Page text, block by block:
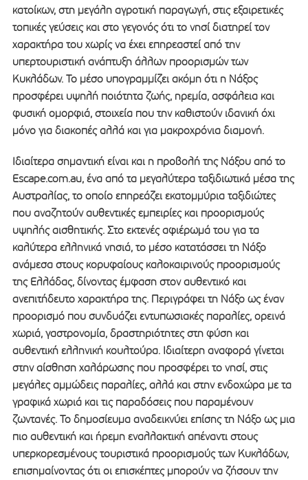
κατοίκων, στη μεγάλη αγροτική παραγωγή, στις εξαιρετικές
τοπικές γεύσεις και στο γεγονός ότι το νησί διατηρεί τον
χαρακτήρα του χωρίς να έχει επηρεαστεί από την
υπερτουριστική ανάπτυξη άλλων προορισμών των
Κυκλάδων. Το μέσο υπογραμμίζει ακόμη ότι η Νάξος
προσφέρει υψηλή ποιότητα ζωής, ηρεμία, ασφάλεια και
φυσική ομορφιά, στοιχεία που την καθιστούν ιδανική όχι
μόνο για διακοπές αλλά και για μακροχρόνια διαμονή.
Ιδιαίτερα σημαντική είναι και η προβολή της Νάξου από το
Escape.com.au, ένα από τα μεγαλύτερα ταξιδιωτικά μέσα της
Αυστραλίας, το οποίο επηρεάζει εκατομμύρια ταξιδιώτες
που αναζητούν αυθεντικές εμπειρίες και προορισμούς
υψηλής αισθητικής. Στο εκτενές αφιέρωμά του για τα
καλύτερα ελληνικά νησιά, το μέσο κατατάσσει τη Νάξο
ανάμεσα στους κορυφαίους καλοκαιρινούς προορισμούς
της Ελλάδας, δίνοντας έμφαση στον αυθεντικό και
ανεπιτήδευτο χαρακτήρα της. Περιγράφει τη Νάξο ως έναν
προορισμό που συνδυάζει εντυπωσιακές παραλίες, ορεινά
χωριά, γαστρονομία, δραστηριότητες στη φύση και
αυθεντική ελληνική κουλτούρα. Ιδιαίτερη αναφορά γίνεται
στην αίσθηση χαλάρωσης που προσφέρει το νησί, στις
μεγάλες αμμώδεις παραλίες, αλλά και στην ενδοχώρα με τα
γραφικά χωριά και τις παραδόσεις που παραμένουν
ζωντανές. Το δημοσίευμα αναδεικνύει επίσης τη Νάξο ως μια
πιο αυθεντική και ήρεμη εναλλακτική απέναντι στους
υπερκορεσμένους τουριστικά προορισμούς των Κυκλάδων,
επισημαίνοντας ότι οι επισκέπτες μπορούν να ζήσουν την